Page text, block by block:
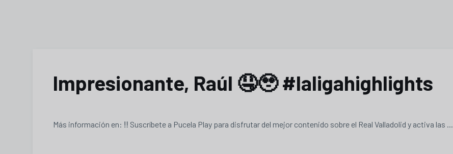
Impresionante, Raúl 🤤🥹 #laligahighlights
Más información en: ‼️ Suscríbete a Pucela Play para disfrutar del mejor contenido sobre el Real Valladolid y activa las ...